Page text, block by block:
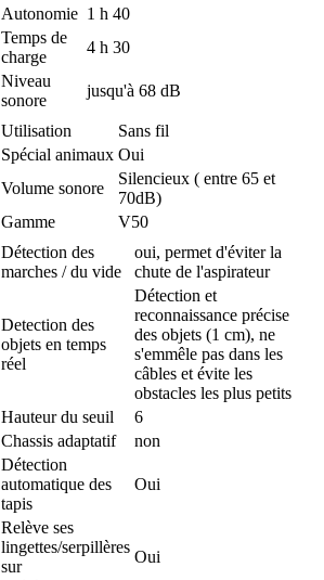
Autonomie 1 h 40
Temps de
charge
4 h 30
Niveau
sonore
jusqu'à 68 dB
Utilisation
Sans fil
Spécial animaux Oui
Volume sonore
Silencieux ( entre 65 et
70dB)
Gamme
V50
Détection des
marches / du vide
oui, permet d'éviter la
chute de l'aspirateur
Detection des
objets en temps
réel
Détection et
reconnaissance précise
des objets (1 cm), ne
s'emmêle pas dans les
câbles et évite les
obstacles les plus petits
Hauteur du seuil
6
Chassis adaptatif
non
Détection
automatique des
tapis
Oui
Relève ses
lingettes/serpillères
sur
Oui